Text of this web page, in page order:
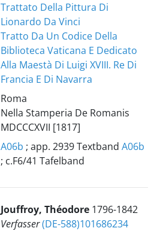
Trattato Della Pittura Di
Lionardo Da Vinci
Tratto Da Un Codice Della
Biblioteca Vaticana E Dedicato
Alla Maestà Di Luigi XVIII. Re Di
Francia E Di Navarra
Roma
Nella Stamperia De Romanis
MDCCCXVII [1817]
A06b ; app. 2939 Textband A06b
; c.F6/41 Tafelband
Jouffroy, Théodore 1796-1842
Verfasser(DE-588)101686234